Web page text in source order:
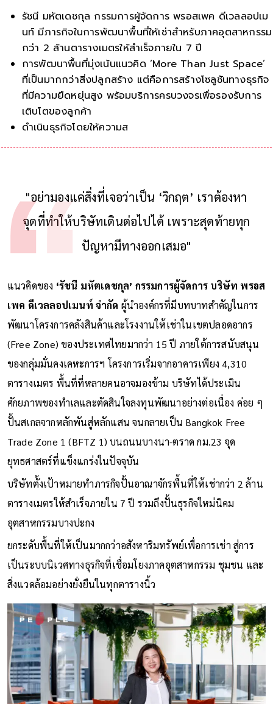
รัชนี มหัตเดชกุล กรรมการผู้จัดการ พรอสเพค ดีเวลลอปเม
นท์ มีภารกิจในการพัฒนาพื้นที่ให้เช่าสำหรับภาคอุตสาหกรรม
กว่า 2 ล้านตารางเมตรให้สำเร็จภายใน 7 ปี
การพัฒนาพื้นที่มุ่งเน้นแนวคิด ‘More Than Just Space’
ที่เป็นมากกว่าสิ่งปลูกสร้าง แต่คือการสร้างโซลูชันทางธุรกิจ
ที่มีความยืดหยุ่นสูง พร้อมบริการครบวงจรเพื่อรองรับการ
เติบโตของลูกค้า
ดำเนินธุรกิจโดยให้ความสำคัญกับการดูแลชุมชนและสิ่ง
"อย่ามองแค่สิ่งที่เจอว่าเป็น ‘วิกฤต’ เราต้องหา
จุดที่ทำให้บริษัทเดินต่อไปได้ เพราะสุดท้ายทุก
แนวคิดของ‘รัชนี มหัตเดชกุล’ กรรมการผู้จัดการ บริษัท พรอส
เพค ดีเวลลอปเมนท์ จำกัดผู้นำองค์กรที่มีบทบาทสำคัญในการ
พัฒนาโครงการคลังสินค้าและโรงงานให้เช่าในเขตปลอดอากร
(Free Zone) ของประเทศไทยมากว่า 15 ปี ภายใต้การสนับสนุน
ของกลุ่มมั่นคงเคหะการฯ โครงการเริ่มจากอาคารเพียง 4,310
ตารางเมตร พื้นที่ที่หลายคนอาจมองข้าม บริษัทได้ประเมิน
ศักยภาพของทำเลและตัดสินใจลงทุนพัฒนาอย่างต่อเนื่อง ค่อย ๆ
ปั้นสเกลจากหลักพันสู่หลักแสน จนกลายเป็น Bangkok Free
Trade Zone 1 (BFTZ 1) บนถนนบางนา-ตราด กม.23 จุด
ยุทธศาสตร์ที่แข็งแกร่งในปัจจุบัน
บริษัทตั้งเป้าหมายทำภารกิจปั้นอาณาจักรพื้นที่ให้เช่ากว่า 2 ล้าน
ตารางเมตรให้สำเร็จภายใน 7 ปี รวมถึงปั้นธุรกิจใหม่นิคม
อุตสาหกรรมบางปะกง
ยกระดับพื้นที่ให้เป็นมากกว่าอสังหาริมทรัพย์เพื่อการเช่า สู่การ
เป็นระบบนิเวศทางธุรกิจที่เชื่อมโยงภาคอุตสาหกรรม ชุมชน และ